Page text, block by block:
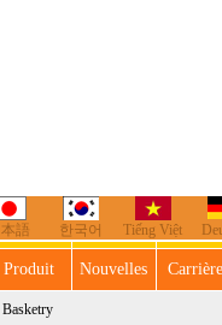
本語 한국어 Tiếng Việt
Produit Nouvelles